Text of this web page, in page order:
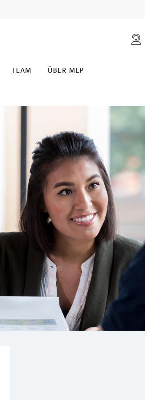
team über mlp